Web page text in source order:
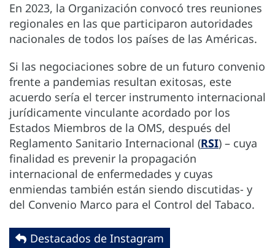
En 2023, la Organización convocó tres reuniones
regionales en las que participaron autoridades
nacionales de todos los países de las Américas.
Si las negociaciones sobre de un futuro convenio
frente a pandemias resultan exitosas, este
acuerdo sería el tercer instrumento internacional
jurídicamente vinculante acordado por los
Estados Miembros de la OMS, después del
Reglamento Sanitario Internacional (RSI) – cuya
finalidad es prevenir la propagación
internacional de enfermedades y cuyas
enmiendas también están siendo discutidas- y
del Convenio Marco para el Control del Tabaco.
Destacados de Instagram